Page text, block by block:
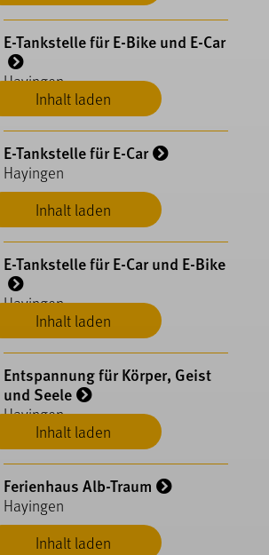
Inhalt laden
E-Tankstelle für E-Bike und E-Car
Hayingen
Inhalt laden
E-Tankstelle für E-Car
Hayingen
Inhalt laden
E-Tankstelle für E-Car und E-Bike
Hayingen
Inhalt laden
Entspannung für Körper, Geist
und Seele
Hayingen
Inhalt laden
Ferienhaus Alb-Traum
Hayingen